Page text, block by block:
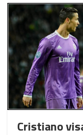
Cristiano